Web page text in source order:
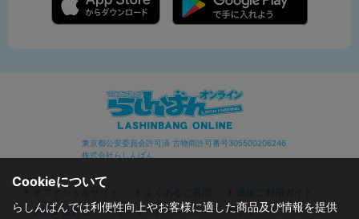
東京都公安委員会許可済 古物商許可番号305500206246
株式会社らしんばん
オフィシャルサイト よくあるご質問
通販ご利用ガイド
お問い合わせ
セキュリティポリシー プライバシーポリシー
Cookieについて
らしんばんでは利便性向上やお客様に適した商品及び情報を提供